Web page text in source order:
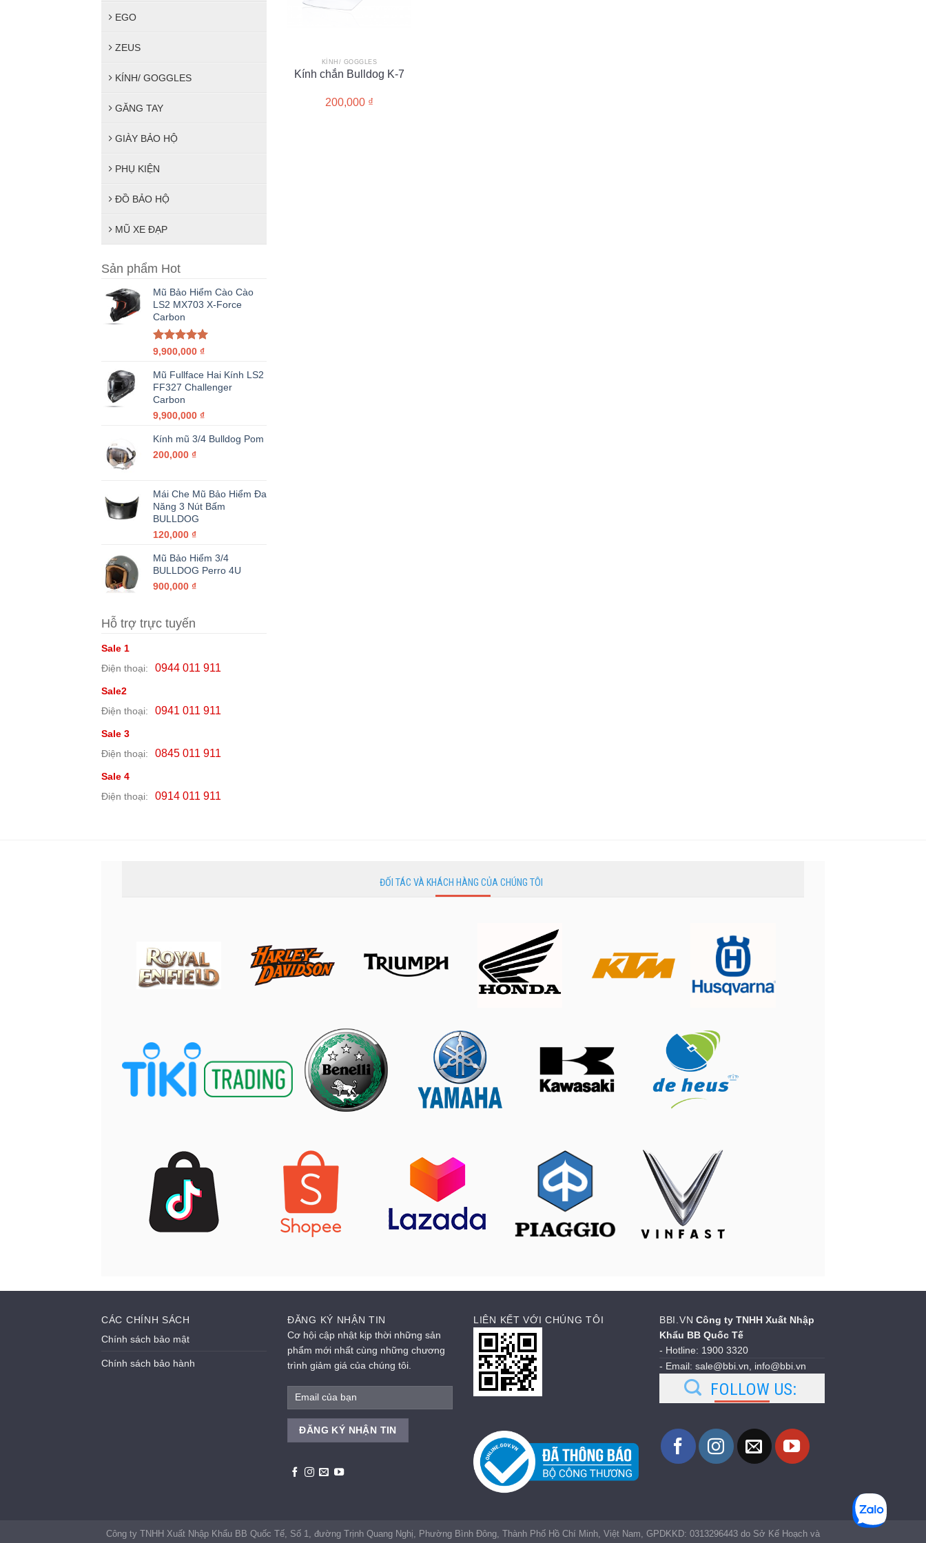
EGO
ZEUS
KÍNH/ GOGGLES
GĂNG TAY
GIÀY BẢO HỘ
PHỤ KIỆN
ĐỒ BẢO HỘ
MŨ XE ĐẠP
Sản phẩm Hot
Mũ Bảo Hiểm Cào Cào
LS2 MX703 X-Force
Carbon
Được xếp
5 sao
9,900,000 ₫
Mũ Fullface Hai Kính LS2
FF327 Challenger
Carbon
9,900,000 ₫
Kính mũ 3/4 Bulldog Pom
200,000 ₫
Mái Che Mũ Bảo Hiểm Đa
Năng 3 Nút Bấm
BULLDOG
120,000 ₫
Mũ Bảo Hiểm 3/4
BULLDOG Perro 4U
900,000 ₫
Hỗ trợ trực tuyến
Sale 1
Điện thoại:
0944 011 911
Sale2
Điện thoại:
0941 011 911
Sale 3
Điện thoại:
0845 011 911
Sale 4
Điện thoại:
0914 011 911
KÍNH/ GOGGLES
Kính chắn Bulldog K-7
200,000 ₫
ĐỐI TÁC VÀ KHÁCH HÀNG CỦA CHÚNG TÔI
CÁC CHÍNH SÁCH
Chính sách bảo mật
Chính sách bảo hành
ĐĂNG KÝ NHẬN TIN
Cơ hội cập nhật kịp thời những sản
phẩm mới nhất cùng những chương
trình giảm giá của chúng tôi.
LIÊN KẾT VỚI CHÚNG TÔI BBI.VN Công ty TNHH Xuất Nhập
Khẩu BB Quốc Tế
- Hotline: 1900 3320
- Email: sale@bbi.vn, info@bbi.vn
FOLLOW US:
Công ty TNHH Xuất Nhập Khẩu BB Quốc Tế, Số 1, đường Trịnh Quang Nghị, Phường Bình Đông, Thành Phố Hồ Chí Minh, Việt Nam, GPDKKD: 0313296443 do Sở Kế Hoạch và